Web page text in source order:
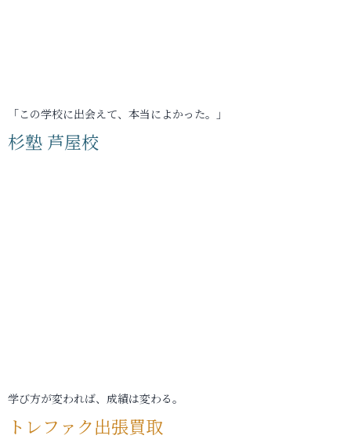
「この学校に出会えて、本当によかった。」
杉塾 芦屋校
学び方が変われば、成績は変わる。
トレファク出張買取